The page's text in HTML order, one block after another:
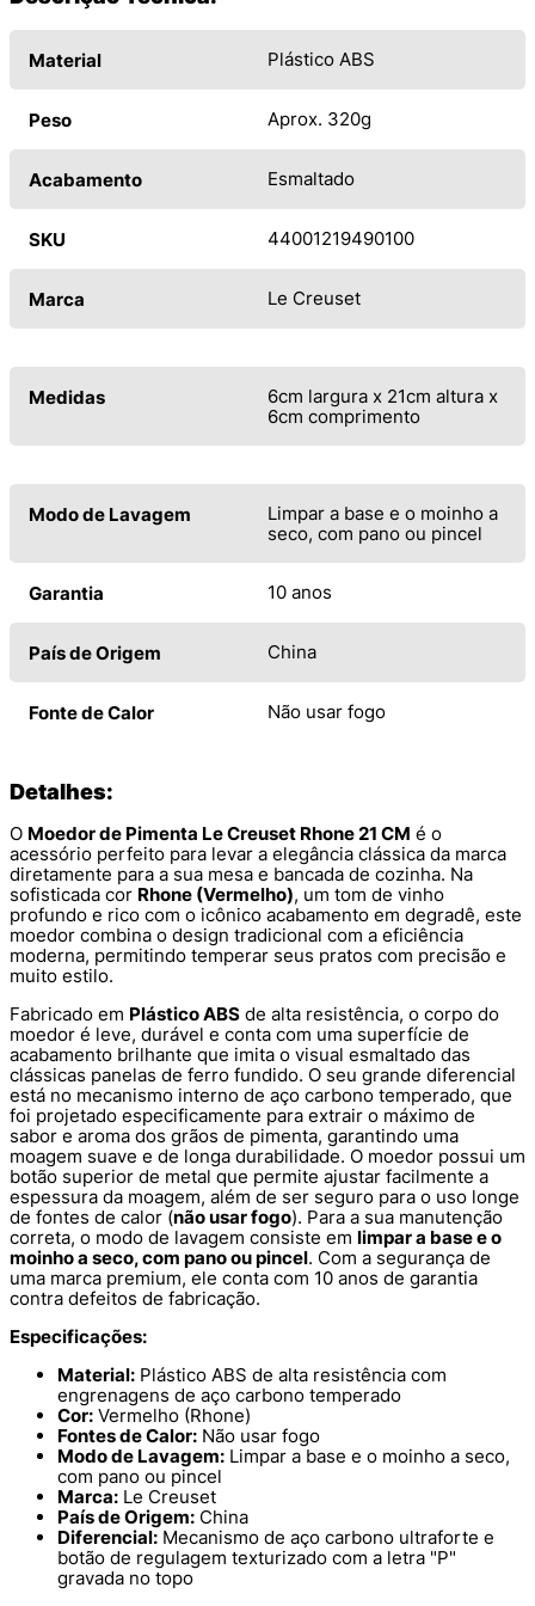
Material Plástico ABS
Peso Aprox. 320g
Acabamento Esmaltado
SKU 44001219490100
Marca Le Creuset
Medidas
6cm largura x 21cm altura x
6cm comprimento
Modo de Lavagem
Limpar a base e o moinho a
seco, com pano ou pincel
Garantia 10 anos
País de Origem China
Fonte de Calor Não usar fogo
Detalhes:
O Moedor de Pimenta Le Creuset Rhone 21 CM é o
acessório perfeito para levar a elegância clássica da marca
diretamente para a sua mesa e bancada de cozinha. Na
sofisticada cor Rhone (Vermelho), um tom de vinho
profundo e rico com o icônico acabamento em degradê, este
moedor combina o design tradicional com a eficiência
moderna, permitindo temperar seus pratos com precisão e
muito estilo.
Fabricado em Plástico ABS de alta resistência, o corpo do
moedor é leve, durável e conta com uma superfície de
acabamento brilhante que imita o visual esmaltado das
clássicas panelas de ferro fundido. O seu grande diferencial
está no mecanismo interno de aço carbono temperado, que
foi projetado especificamente para extrair o máximo de
sabor e aroma dos grãos de pimenta, garantindo uma
moagem suave e de longa durabilidade. O moedor possui um
botão superior de metal que permite ajustar facilmente a
espessura da moagem, além de ser seguro para o uso longe
de fontes de calor (não usar fogo). Para a sua manutenção
correta, o modo de lavagem consiste em limpar a base e o
moinho a seco, com pano ou pincel. Com a segurança de
uma marca premium, ele conta com 10 anos de garantia
contra defeitos de fabricação.
Especificações:
Material: Plástico ABS de alta resistência com
engrenagens de aço carbono temperado
Cor: Vermelho (Rhone)
Fontes de Calor: Não usar fogo
Modo de Lavagem: Limpar a base e o moinho a seco,
com pano ou pincel
Marca: Le Creuset
País de Origem: China
Diferencial: Mecanismo de aço carbono ultraforte e
botão de regulagem texturizado com a letra "P"
gravada no topo